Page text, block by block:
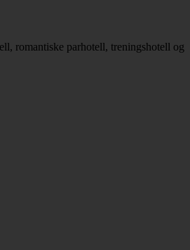
romantiske parhotell, treningshotell og